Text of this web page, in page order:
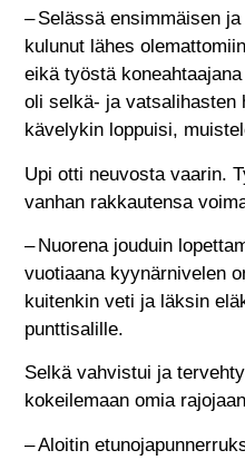
– Selässä ensimmäisen
kulunut lähes
eikä työstä
oli selkä- ja vatsalihasten
kävelykin loppuisi,
Upi otti neuvosta vaarin.
vanhan rakkautensa
– Nuorena jouduin
vuotiaana kyynärnivelen
kuitenkin veti ja läksin
punttisalille.
Selkä vahvistui ja
kokeilemaan omia
– Aloitin